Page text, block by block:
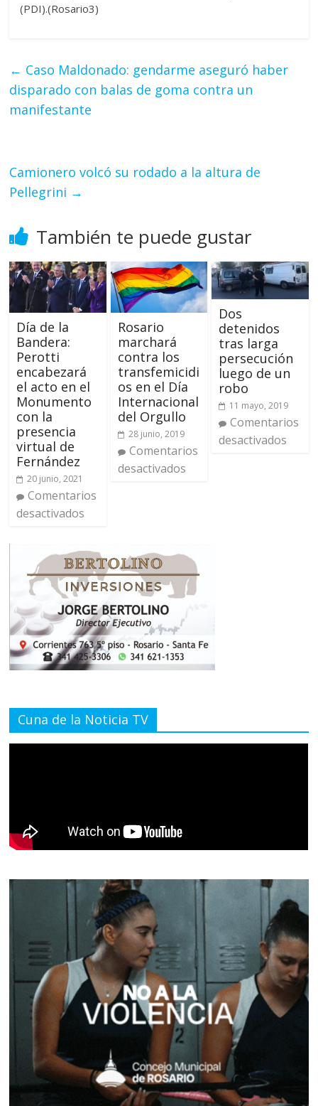
(PDI).(Rosario3)
← Caso Maldonado: gendarme aseguró haber
disparado con balas de goma contra un
manifestante
Camionero volcó su rodado a la altura de
Pellegrini →
También te puede gustar
Día de la
Bandera:
Perotti
encabezará
el acto en el
Monumento
con la
presencia
virtual de
Fernández
20 junio, 2021
Comentarios
desactivados
Rosario
marchará
contra los
transfemicidi
os en el Día
Internacional
del Orgullo
28 junio, 2019
Comentarios
desactivados
Dos
detenidos
tras larga
persecución
luego de un
robo
11 mayo, 2019
Comentarios
desactivados
Cuna de la Noticia TV